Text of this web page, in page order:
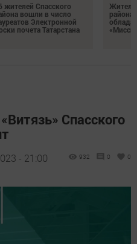
жителей Спасского
вошли в число
Электронной
почета Татарстана
района
Спасского
- 21:00 932 0 0